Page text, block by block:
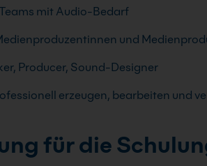
mit Audio-Bedarf
und
Producer, Sound-Designer
erzeugen, bearbeiten und
für die